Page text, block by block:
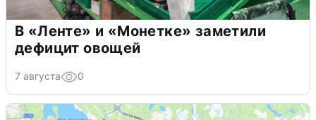
В «Ленте» и «Монетке» заметили
дефицит овощей
7 августа 0